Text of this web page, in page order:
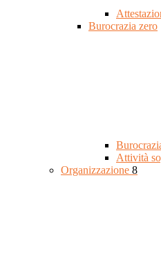
Burocrazia zero
Attività
Organizzazione 8